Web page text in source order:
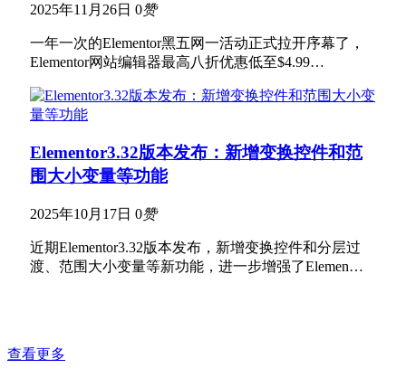
2025年11月26日 0赞
一年一次的Elementor黑五网一活动正式拉开序幕了，
Elementor网站编辑器最高八折优惠低至$4.99…
Elementor3.32版本发布：新增变换控件和范
围大小变量等功能
2025年10月17日 0赞
近期Elementor3.32版本发布，新增变换控件和分层过
渡、范围大小变量等新功能，进一步增强了Elemen…
查看更多